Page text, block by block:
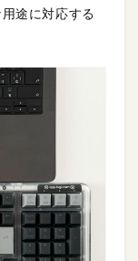
途に対応する